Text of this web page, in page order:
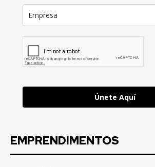
Únete Aquí
EMPRENDIMENTOS